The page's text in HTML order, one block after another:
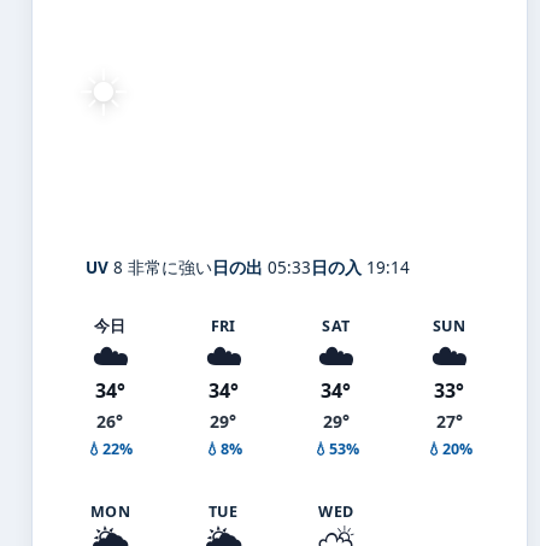
☀️
UV 8 非常に強い日の出 05:33日の入 19:14
今日
☁️
34°
26°
💧22%
FRI
☁️
34°
29°
💧8%
SAT
☁️
34°
29°
💧53%
SUN
☁️
33°
27°
💧20%
MON TUE WED